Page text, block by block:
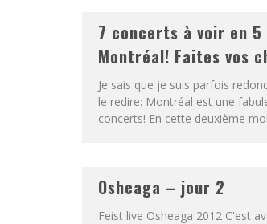
7 concerts à voir en 5
Montréal! Faites vos
Je sais que je suis parfois
le redire: Montréal est une
concerts! En cette deuxième
Osheaga – jour 2
Feist live Osheaga 2012 C'est